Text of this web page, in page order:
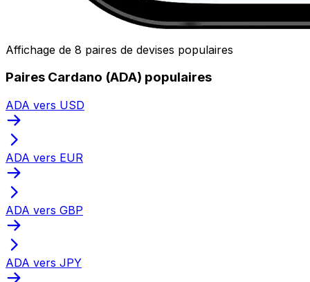
Affichage de 8 paires de devises populaires
Paires Cardano (ADA) populaires
ADA vers USD
ADA vers EUR
ADA vers GBP
ADA vers JPY